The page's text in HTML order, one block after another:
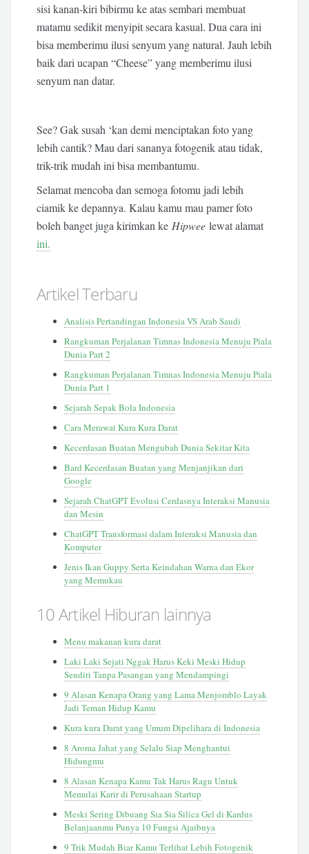
sisi kanan-kiri bibirmu ke atas sembari membuat
matamu sedikit menyipit secara kasual. Dua cara ini
bisa memberimu ilusi senyum yang natural. Jauh lebih
baik dari ucapan “Cheese” yang memberimu ilusi
senyum nan datar.
See? Gak susah ‘kan demi menciptakan foto yang
lebih cantik? Mau dari sananya fotogenik atau tidak,
trik-trik mudah ini bisa membantumu.
Selamat mencoba dan semoga fotomu jadi lebih
ciamik ke depannya. Kalau kamu mau pamer foto
boleh banget juga kirimkan keHipweelewat alamat
ini.
Artikel Terbaru
Analisis Pertandingan Indonesia VS Arab Saudi
Rangkuman Perjalanan Timnas Indonesia Menuju Piala
Dunia Part 2
Rangkuman Perjalanan Timnas Indonesia Menuju Piala
Dunia Part 1
Sejarah Sepak Bola Indonesia
Cara Merawat Kura Kura Darat
Kecerdasan Buatan Mengubah Dunia Sekitar Kita
Bard Kecerdasan Buatan yang Menjanjikan dari
Google
Sejarah ChatGPT Evolusi Cerdasnya Interaksi Manusia
dan Mesin
ChatGPT Transformasi dalam Interaksi Manusia dan
Komputer
Jenis Ikan Guppy Serta Keindahan Warna dan Ekor
yang Memukau
10 Artikel Hiburan lainnya
Menu makanan kura darat
Laki Laki Sejati Nggak Harus Keki Meski Hidup
Sendiri Tanpa Pasangan yang Mendampingi
9 Alasan Kenapa Orang yang Lama Menjomblo Layak
Jadi Teman Hidup Kamu
Kura kura Darat yang Umum Dipelihara di Indonesia
8 Aroma Jahat yang Selalu Siap Menghantui
Hidungmu
8 Alasan Kenapa Kamu Tak Harus Ragu Untuk
Memulai Karir di Perusahaan Startup
Meski Sering Dibuang Sia Sia Silica Gel di Kardus
Belanjaanmu Punya 10 Fungsi Ajaibnya
9 Trik Mudah Biar Kamu Terlihat Lebih Fotogenik